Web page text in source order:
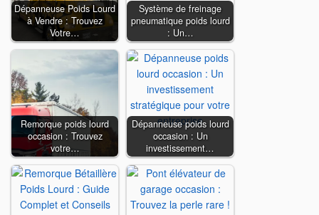
Dépanneuse Poids Lourd
à Vendre : Trouvez
Votre…
Système de freinage
pneumatique poids lourd
: Un…
Remorque poids lourd
occasion : Trouvez
votre…
Dépanneuse poids lourd
occasion : Un
investissement…